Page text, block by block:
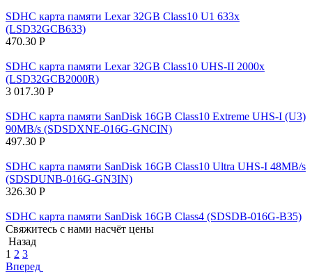
SDHC карта памяти Lexar 32GB Class10 U1 633x
(LSD32GCB633)
470.30 Р
SDHC карта памяти Lexar 32GB Class10 UHS-II 2000x
(LSD32GCB2000R)
3 017.30 Р
SDHC карта памяти SanDisk 16GB Class10 Extreme UHS-I (U3)
90MB/s (SDSDXNE-016G-GNCIN)
497.30 Р
SDHC карта памяти SanDisk 16GB Class10 Ultra UHS-I 48MB/s
(SDSDUNB-016G-GN3IN)
326.30 Р
SDHC карта памяти SanDisk 16GB Class4 (SDSDB-016G-B35)
Свяжитесь с нами насчёт цены
Назад
1 2 3
Вперед